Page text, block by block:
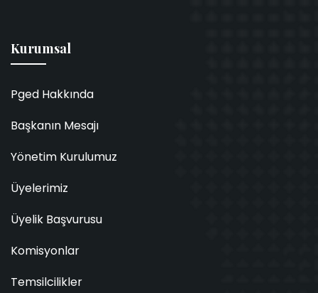
Kurumsal
Pged Hakkında
Başkanın Mesajı
Yönetim Kurulumuz
Üyelerimiz
Üyelik Başvurusu
Komisyonlar
Temsilcilikler